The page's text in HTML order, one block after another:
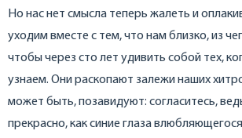
Но нас нет смысла теперь жалеть и
уходим вместе с тем, что нам близко, из
чтобы через сто лет удивить собой тех,
узнаем. Они раскопают залежи наших
может быть, позавидуют: согласитесь,
прекрасно, как синие глаза